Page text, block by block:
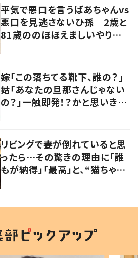
平気で悪口を言うばあちゃんvs
悪口を見逃さないひ孫 2歳と
81歳ののほほえましいやり取り
嫁「この落ちてる靴下、誰の？」
姑「あなたの旦那さんじゃない
の？」一触即発！？かと思いき
リビングで妻が倒れていると思
ったら…その驚きの理由に「誰
もが納得」「最高」と、“猫ちゃん